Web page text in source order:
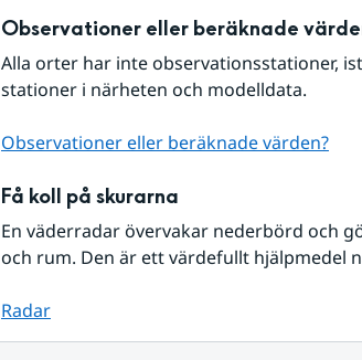
Observationer eller beräknade
Alla orter har inte observationsstationer,
stationer i närheten och modelldata.
Observationer eller beräknade värden?
Få koll på skurarna
En väderradar övervakar nederbörd och
och rum. Den är ett värdefullt hjälpmedel
Radar